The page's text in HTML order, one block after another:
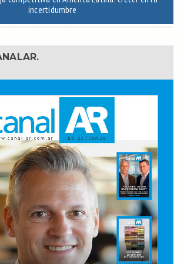
incertidumbre